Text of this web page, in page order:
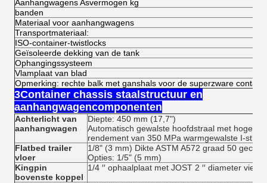
Aanhangwagens Asvermogen kg
banden
Materiaal voor aanhangwagens
Transportmateriaal:
ISO-container-twistlocks
Geïsoleerde dekking van de tank
Ophangingssysteem
Vlamplaat van blad
Opmerking: rechte balk met ganshals voor de superzware
3Container chassis staalstructuur en
aanhangwagencomponenten
Achterlicht van
aanhangwagen
Diepte: 450 mm (17,7")
Automatisch gewalste hoofdstraal met hoge
rendement van 350 MPa warmgewalste I-
Flatbed trailer
vloer
1/8" (3 mm) Dikte ASTM A572 graad 50
Opties: 1/5" (5 mm)
Kingpin
bovenste koppel
1/4 ′′ ophaalplaat met JOST 2 ′′ diameter